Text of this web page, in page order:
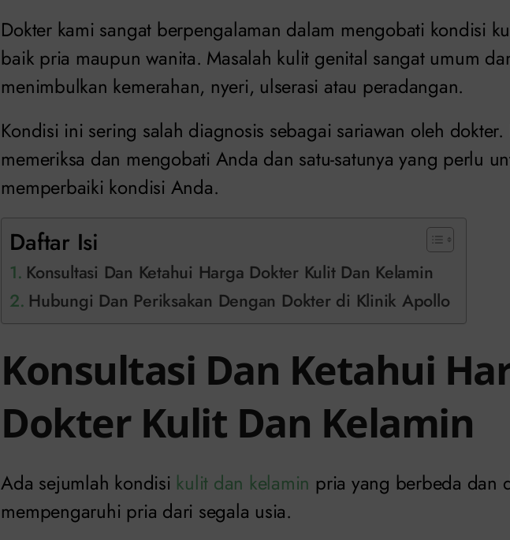
Dokter kami sangat berpengalaman dalam mengobati kondisi
baik pria maupun wanita. Masalah kulit genital sangat umum
menimbulkan kemerahan, nyeri, ulserasi atau peradangan.
Kondisi ini sering salah diagnosis sebagai sariawan oleh dokter.
memeriksa dan mengobati Anda dan satu-satunya yang perlu
memperbaiki kondisi Anda.
Daftar Isi
Konsultasi Dan Ketahui Harga Dokter Kulit Dan Kelamin
Hubungi Dan Periksakan Dengan Dokter di Klinik Apollo
Konsultasi Dan Ketahui
Dokter Kulit Dan Kelamin
Ada sejumlah kondisi kulit dan kelamin pria yang berbeda dan
mempengaruhi pria dari segala usia.